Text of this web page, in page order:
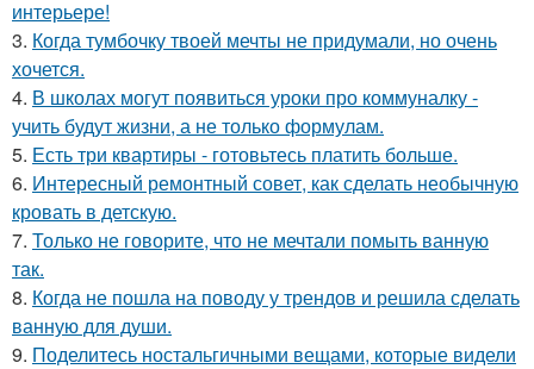
интерьере!
3. Когда тумбочку твоей мечты не придумали, но очень
хочется.
4. В школах могут появиться уроки про коммуналку -
учить будут жизни, а не только формулам.
5. Есть три квартиры - готовьтесь платить больше.
6. Интересный ремонтный совет, как сделать необычную
кровать в детскую.
7. Только не говорите, что не мечтали помыть ванную
так.
8. Когда не пошла на поводу у трендов и решила сделать
ванную для души.
9. Поделитесь ностальгичными вещами, которые видели